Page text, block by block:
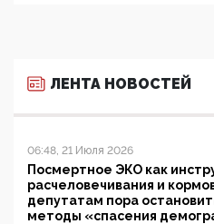
ЛЕНТА НОВОСТЕЙ
06:48, 21 Июля 2026
Посмертное ЭКО как
расчеловечивания и
депутатам пора
методы «спасения